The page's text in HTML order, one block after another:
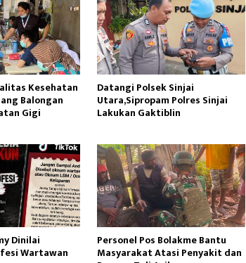
Kesehatan
Balongan
Gigi
Datangi Polsek Sinjai
Utara,Sipropam Polres Sinjai
Lakukan Gaktiblin
Dinilai
Wartawan
Personel Pos Bolakme Bantu
Masyarakat Atasi Penyakit dan